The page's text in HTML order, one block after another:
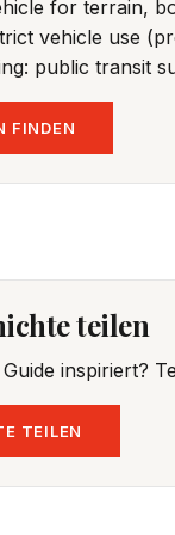
for terrain,
vehicle use
public transit
FINDEN
teilen
inspiriert?
TEILEN